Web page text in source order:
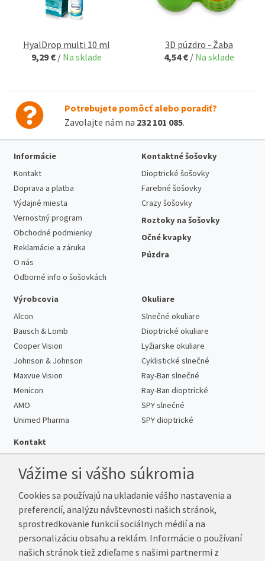
HyalDrop multi 10 ml
9,29 € / Na sklade
3D púzdro - Žaba
4,54 € / Na sklade
Potrebujete pomôcť alebo poradiť?
Zavolajte nám na 232 101 085.
Informácie
Kontakt
Doprava a platba
Výdajné miesta
Vernostný program
Obchodné podmienky
Reklamácie a záruka
O nás
Odborné info o šošovkách
Kontaktné šošovky
Dioptrické šošovky
Farebné šošovky
Crazy šošovky
Roztoky na šošovky
Očné kvapky
Púzdra
Výrobcovia
Alcon
Bausch & Lomb
Cooper Vision
Johnson & Johnson
Maxvue Vision
Menicon
AMO
Unimed Pharma
Okuliare
Slnečné okuliare
Dioptrické okuliare
Lyžiarske okuliare
Cyklistické slnečné
Ray-Ban slnečné
Ray-Ban dioptrické
SPY slnečné
SPY dioptrické
Kontakt
Telefón:+421 222 205 863
E-mail:info@k-sosovky.sk
Reklamačná adresa
Andrea Votavová
Vážime si vášho súkromia
Cookies sa používajú na ukladanie vášho nastavenia a
preferencií, analýzu návštevnosti našich stránok,
sprostredkovanie funkcií sociálnych médií a na
personalizáciu obsahu a reklám. Informácie o používaní
našich stránok tiež zdieľame s našimi partnermi z